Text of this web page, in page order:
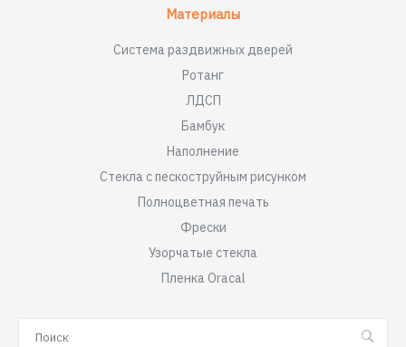
Материалы
Система раздвижных дверей
Ротанг
ЛДСП
Бамбук
Наполнение
Стекла с пескоструйным рисунком
Полноцветная печать
Фрески
Узорчатые стекла
Пленка Oracal